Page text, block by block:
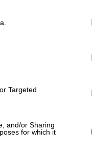
Targeted
and/or Sharing
for which it
uppstod
av repertoaren för
orsakar fascinationen
mängd av detta och
förvånade över att
i ett tungt grumligt
komponenter
avslöjar en
på gommen med
bitterheten är subtil
med en robust